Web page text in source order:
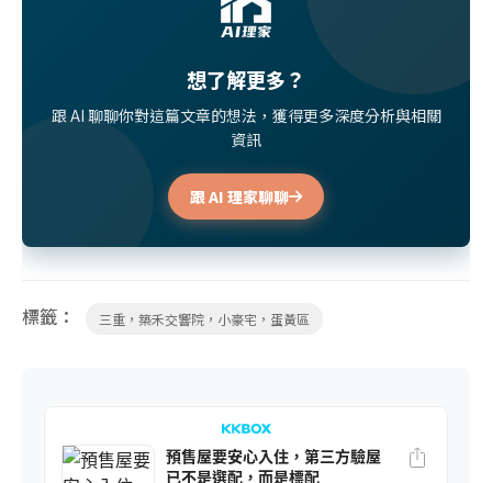
想了解更多？
跟 AI 聊聊你對這篇文章的想法，獲得更多深度分析與相關
資訊
跟 AI 理家聊聊
標籤： 三重，築禾交響院，小豪宅，蛋黃區